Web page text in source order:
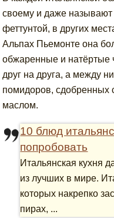
своему и даже называют
феттунтой, в других
Альпах Пьемонте она
обжаренные и натёртые
друг на друга, а между
помидоров, сдобренных
маслом.
10 блюд
попробовать
Итальянская кухня
из лучших в мире.
которых накрепко
пирах, ...